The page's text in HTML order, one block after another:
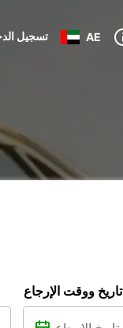
تسجيل AE
تاريخ ووقت الإرجاع